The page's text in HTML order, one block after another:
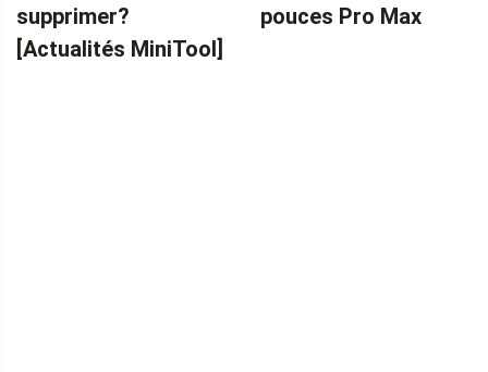
supprimer?
[Actualités MiniTool]
pouces Pro Max